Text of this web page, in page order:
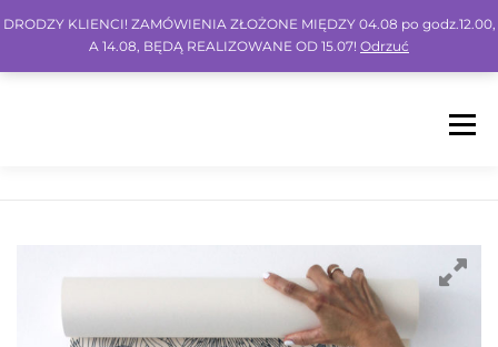
Menu
PIN
DRODZY KLIENCI! ZAMÓWIENIA ZŁOŻONE MIĘDZY 04.08 po godz.12.00,
A 14.08, BĘDĄ REALIZOWANE OD 15.07! Odrzuć